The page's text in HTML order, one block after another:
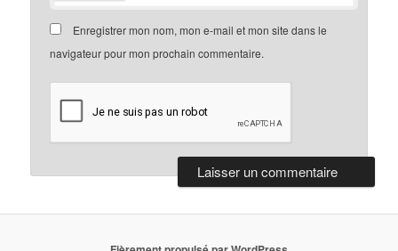
Enregistrer mon nom, mon e-mail et mon site dans le
navigateur pour mon prochain commentaire.